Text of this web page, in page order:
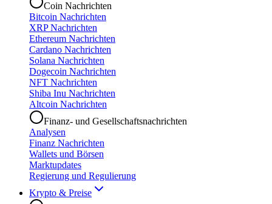
Coin Nachrichten
Bitcoin Nachrichten
XRP Nachrichten
Ethereum Nachrichten
Cardano Nachrichten
Solana Nachrichten
Dogecoin Nachrichten
NFT Nachrichten
Shiba Inu Nachrichten
Altcoin Nachrichten
Finanz- und Gesellschaftsnachrichten
Analysen
Finanz Nachrichten
Wallets und Börsen
Marktupdates
Regierung und Regulierung
Krypto & Preise